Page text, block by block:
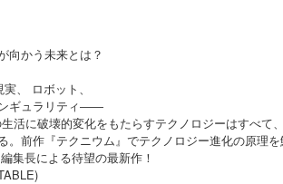
向かう未来とは？
、 ロボット、
ギュラリティ――
活に破壊的変化をもたらすテクノロジーはすべて
。前作『テクニウム』でテクノロジー進化の原理
集長による待望の最新作！